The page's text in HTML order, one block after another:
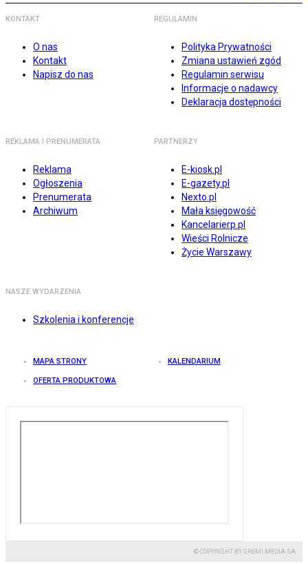
KONTAKT
O nas
Kontakt
Napisz do nas
REGULAMIN
Polityka Prywatności
Zmiana ustawień zgód
Regulamin serwisu
Informacje o nadawcy
Deklaracja dostępności
REKLAMA I PRENUMERATA
Reklama
Ogłoszenia
Prenumerata
Archiwum
PARTNERZY
E-kiosk.pl
E-gazety.pl
Nexto.pl
Mała księgowość
Kancelarierp.pl
Wieści Rolnicze
Życie Warszawy
NASZE WYDARZENIA
Szkolenia i konferencje
MAPA STRONY KALENDARIUM
OFERTA PRODUKTOWA
© COPYRIGHT BY GREMI MEDIA SA